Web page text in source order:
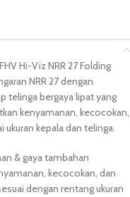
Hi-Viz NRR 27 Folding
NRR 27 dengan
telinga bergaya lipat yang
kenyamanan, kecocokan,
kepala dan telinga.
& gaya tambahan
kecocokan, dan
dengan rentang ukuran